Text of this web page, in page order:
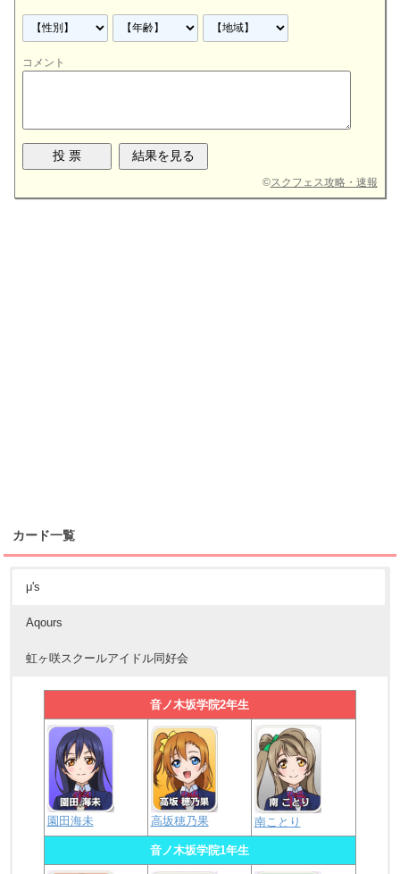
コメント
©スクフェス攻略・速報
カード一覧
μ's
Aqours
虹ヶ咲スクールアイドル同好会
音ノ木坂学院2年生
園田海未 高坂穂乃果 南ことり
音ノ木坂学院1年生